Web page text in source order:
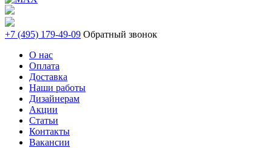
+7 (495) 179-49-09 Обратный звонок
О нас
Оплата
Доставка
Наши работы
Дизайнерам
Акции
Статьи
Контакты
Вакансии